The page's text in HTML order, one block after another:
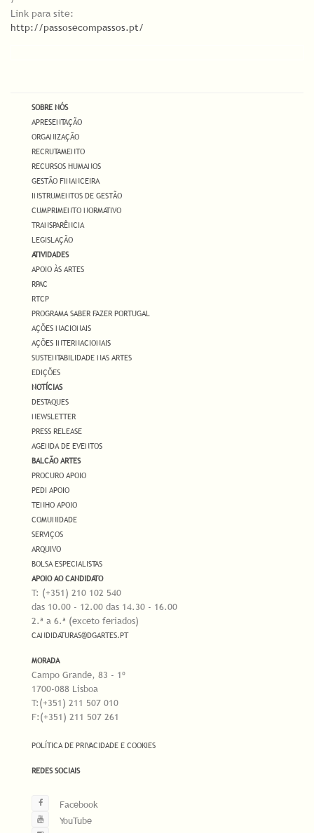
Link para site:
http://passosecompassos.pt/
SOBRE NÓS
APRESENTAÇÃO
ORGANIZAÇÃO
RECRUTAMENTO
RECURSOS HUMANOS
GESTÃO FINANCEIRA
INSTRUMENTOS DE GESTÃO
CUMPRIMENTO NORMATIVO
TRANSPARÊNCIA
LEGISLAÇÃO
ATIVIDADES
APOIO ÀS ARTES
RPAC
RTCP
PROGRAMA SABER FAZER PORTUGAL
AÇÕES NACIONAIS
AÇÕES INTERNACIONAIS
SUSTENTABILIDADE NAS ARTES
EDIÇÕES
NOTÍCIAS
DESTAQUES
NEWSLETTER
PRESS RELEASE
AGENDA DE EVENTOS
BALCÃO ARTES
PROCURO APOIO
PEDI APOIO
TENHO APOIO
COMUNIDADE
SERVIÇOS
ARQUIVO
BOLSA ESPECIALISTAS
APOIO AO CANDIDATO
T: (+351) 210 102 540
das 10.00 - 12.00 das 14.30 - 16.00
2.ª a 6.ª (exceto feriados)
CANDIDATURAS@DGARTES.PT
MORADA
Campo Grande, 83 - 1º
1700-088 Lisboa
T:(+351) 211 507 010
F:(+351) 211 507 261
POLÍTICA DE PRIVACIDADE E COOKIES
REDES SOCIAIS
Facebook
YouTube